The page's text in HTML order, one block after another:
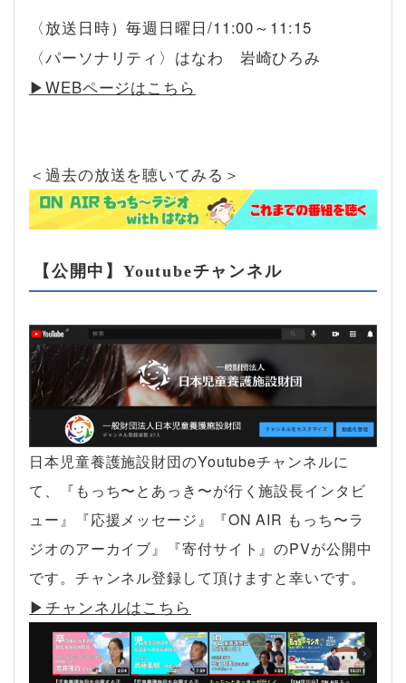
〈放送日時）毎週日曜日/11:00～11:15
〈パーソナリティ〉はなわ 岩崎ひろみ
▶︎WEBページはこちら
＜過去の放送を聴いてみる＞
【公開中】Youtubeチャンネル
日本児童養護施設財団のYoutubeチャンネルに
て、『もっち〜とあっき〜が行く施設長インタビ
ュー』『応援メッセージ』『ON AIR もっち〜ラ
ジオのアーカイブ』『寄付サイト』のPVが公開中
です。チャンネル登録して頂けますと幸いです。
▶︎チャンネルはこちら